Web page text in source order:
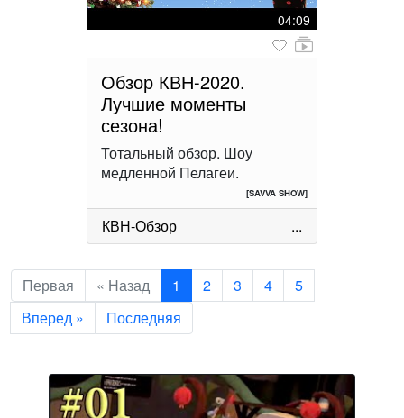
04:09
Обзор КВН-2020.
Лучшие моменты
сезона!
Тотальный обзор. Шоу
медленной Пелагеи.
[SAVVA SHOW]
КВН-Обзор ...
Первая « Назад 1 2 3 4
5
Вперед »
Последняя